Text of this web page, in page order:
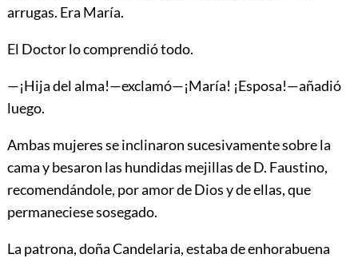
arrugas. Era María.
El Doctor lo comprendió todo.
—¡Hija del alma!—exclamó—¡María! ¡Esposa!—añadió
luego.
Ambas mujeres se inclinaron sucesivamente sobre la
cama y besaron las hundidas mejillas de D. Faustino,
recomendándole, por amor de Dios y de ellas, que
permaneciese sosegado.
La patrona, doña Candelaria, estaba de enhorabuena